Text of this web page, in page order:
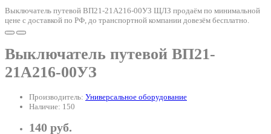
Выключатель путевой ВП21-21А216-00УЗ ЩЛЗ продаём по минимальной
цене с доставкой по РФ, до транспортной компании довезём бесплатно.
Выключатель путевой ВП21-
21А216-00УЗ
Производитель: Универсальное оборудование
Наличие: 150
140 руб.